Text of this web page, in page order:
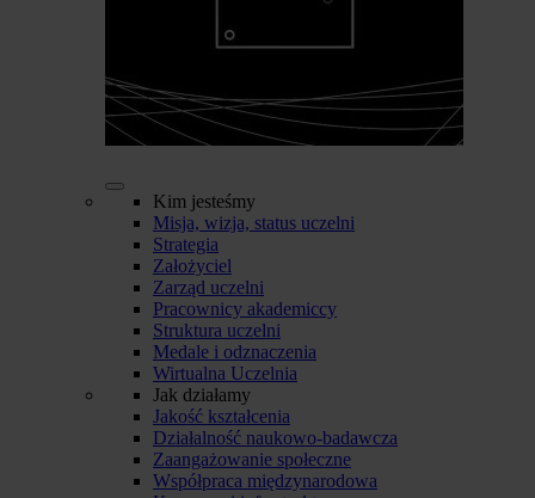
Kim jesteśmy
Misja, wizja, status uczelni
Strategia
Założyciel
Zarząd uczelni
Pracownicy akademiccy
Struktura uczelni
Medale i odznaczenia
Wirtualna Uczelnia
Jak działamy
Jakość kształcenia
Działalność naukowo-badawcza
Zaangażowanie społeczne
Współpraca międzynarodowa